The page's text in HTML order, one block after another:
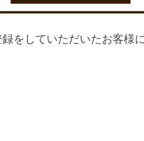
をしていただいたお客様に